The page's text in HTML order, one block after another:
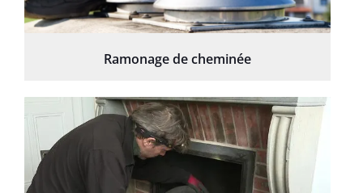
Ramonage de cheminée